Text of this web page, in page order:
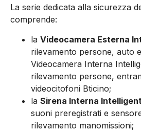
La serie dedicata alla sicurezza
comprende:
la Videocamera Esterna
rilevamento persone, auto
Videocamera Interna
rilevamento persone,
videocitofoni Bticino;
la Sirena Interna
suoni preregistrati e
rilevamento manomissioni;